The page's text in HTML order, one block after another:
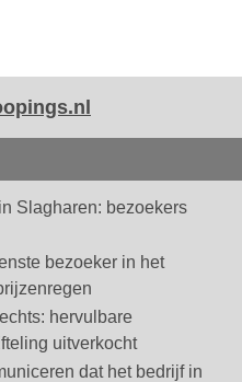
Slagharen: bezoekers
bezoeker in het
hervulbare
uitverkocht
dat het bedrijf in